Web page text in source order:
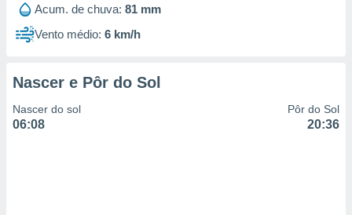
Acum. de chuva: 81 mm
Vento médio: 6 km/h
Nascer e Pôr do Sol
Nascer do sol
06:08
Pôr do Sol
20:36